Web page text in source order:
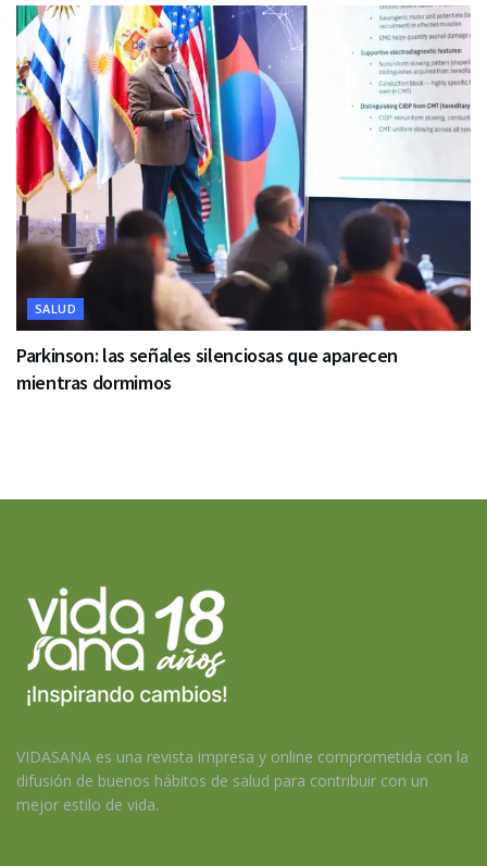
SALUD
Parkinson: las señales silenciosas que aparecen
mientras dormimos
VIDASANA es una revista impresa y online comprometida con la
difusión de buenos hábitos de salud para contribuir con un
mejor estilo de vida.